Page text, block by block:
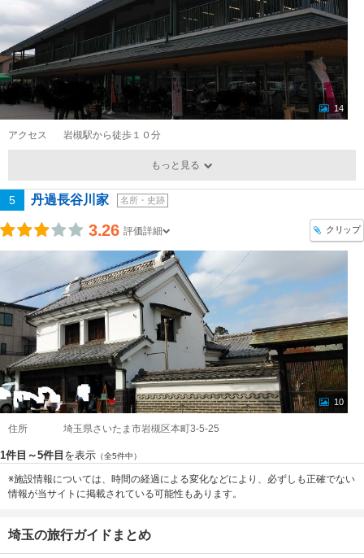
14
アクセス 岩槻駅から徒歩１０分
もっと見る
5 丹過長谷川家 名所・史跡
3.26 評価詳細 クリップ
10
住所 埼玉県さいたま市岩槻区本町3-5-25
1件目～5件目 を表示 （全5件中）
※施設情報については、時間の経過による変化などにより、必ずしも正確でない
情報が当サイトに掲載されている可能性もあります。
埼玉の旅行ガイドまとめ